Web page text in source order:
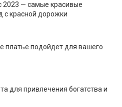
2023 — самые красивые
с красной дорожки
платье подойдет для вашего
для привлечения богатства и